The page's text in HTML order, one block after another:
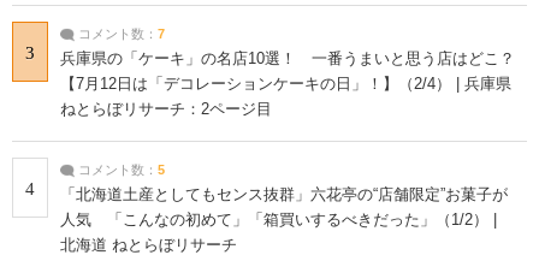
3
コメント数： 7
兵庫県の「ケーキ」の名店10選！ 一番うまいと思う店はどこ？
【7月12日は「デコレーションケーキの日」！】（2/4） | 兵庫県
ねとらぼリサーチ：2ページ目
4
コメント数： 5
「北海道土産としてもセンス抜群」六花亭の“店舗限定”お菓子が
人気 「こんなの初めて」「箱買いするべきだった」（1/2） |
北海道 ねとらぼリサーチ